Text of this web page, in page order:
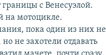
с Венесуэлой.
на мотоцикле.
пока один из них не
не захотели отдавать